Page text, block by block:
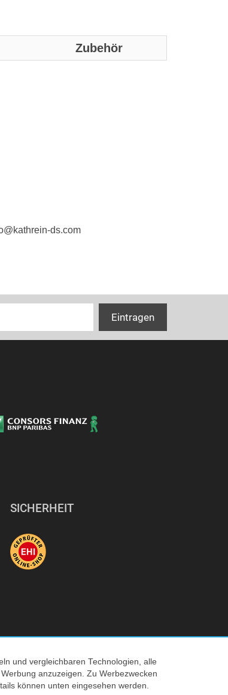
Zubehör
ds.com
SICHERHEIT
© 2026 Tecedo
und vergleichbaren Technologien, alle
anzuzeigen. Zu Werbezwecken
können unten eingesehen werden.